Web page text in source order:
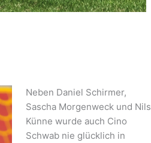
Neben Daniel Schirmer,
Sascha Morgenweck und Nils
Künne wurde auch Cino
Schwab nie glücklich in